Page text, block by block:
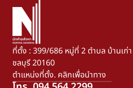
ที่ตั้ง : 399/686 หมู่ที่ 2 ตำบล บ้านเก่
ชลบุรี 20160
ตำแหน่งที่ตั้ง. คลิกเพื่อนำทาง